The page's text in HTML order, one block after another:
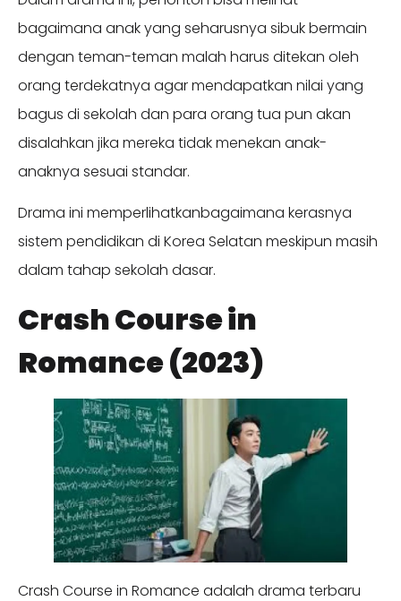
bagaimana anak yang seharusnya sibuk bermain
dengan teman-teman malah harus ditekan oleh
orang terdekatnya agar mendapatkan nilai yang
bagus di sekolah dan para orang tua pun akan
disalahkan jika mereka tidak menekan anak-
anaknya sesuai standar.
Drama ini memperlihatkanbagaimana kerasnya
sistem pendidikan di Korea Selatan meskipun masih
dalam tahap sekolah dasar.
Crash Course in
Romance (2023)
Crash Course in Romance adalah drama terbaru